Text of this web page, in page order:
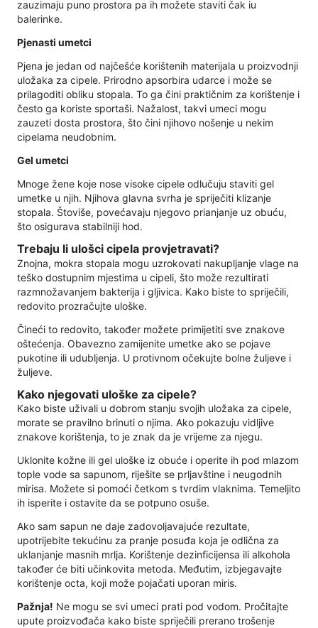
zauzimaju puno prostora pa ih možete staviti čak iu
balerinke.
Pjenasti umetci
Pjena je jedan od najčešće korištenih materijala u proizvodnji
uložaka za cipele. Prirodno apsorbira udarce i može se
prilagoditi obliku stopala. To ga čini praktičnim za korištenje i
često ga koriste sportaši. Nažalost, takvi umeci mogu
zauzeti dosta prostora, što čini njihovo nošenje u nekim
cipelama neudobnim.
Gel umetci
Mnoge žene koje nose visoke cipele odlučuju staviti gel
umetke u njih. Njihova glavna svrha je spriječiti klizanje
stopala. Štoviše, povećavaju njegovo prianjanje uz obuću,
što osigurava stabilniji hod.
Trebaju li ulošci cipela provjetravati?
Znojna, mokra stopala mogu uzrokovati nakupljanje vlage na
teško dostupnim mjestima u cipeli, što može rezultirati
razmnožavanjem bakterija i gljivica. Kako biste to spriječili,
redovito prozračujte uloške.
Čineći to redovito, također možete primijetiti sve znakove
oštećenja. Obavezno zamijenite umetke ako se pojave
pukotine ili udubljenja. U protivnom očekujte bolne žuljeve i
žuljeve.
Kako njegovati uloške za cipele?
Kako biste uživali u dobrom stanju svojih uložaka za cipele,
morate se pravilno brinuti o njima. Ako pokazuju vidljive
znakove korištenja, to je znak da je vrijeme za njegu.
Uklonite kožne ili gel uloške iz obuće i operite ih pod mlazom
tople vode sa sapunom, riješite se prljavštine i neugodnih
mirisa. Možete si pomoći četkom s tvrdim vlaknima. Temeljito
ih isperite i ostavite da se potpuno osuše.
Ako sam sapun ne daje zadovoljavajuće rezultate,
upotrijebite tekućinu za pranje posuđa koja je odlična za
uklanjanje masnih mrlja. Korištenje dezinficijensa ili alkohola
također će biti učinkovita metoda. Međutim, izbjegavajte
korištenje octa, koji može pojačati uporan miris.
Pažnja! Ne mogu se svi umeci prati pod vodom. Pročitajte
upute proizvođača kako biste spriječili prerano trošenje